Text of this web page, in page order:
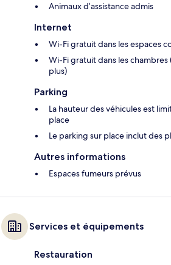
Animaux d’assistance admis
Internet
Wi-Fi gratuit dans les espaces
Wi-Fi gratuit dans les
plus)
Parking
La hauteur des véhicules est
place
Le parking sur place inclut des
Autres informations
Espaces fumeurs prévus
Services et équipements
Restauration